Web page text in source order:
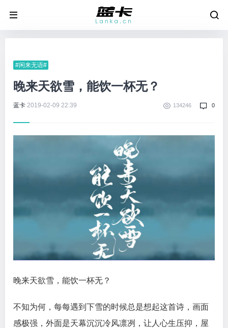
#闲来无语#
晚来天欲雪，能饮一杯无？
蓝卡 2019-02-09 22:39 134246 0
晚来天欲雪，能饮一杯无？
不知为何，每每遇到下雪的时候总是想起这首诗，画面
感极强，外面是天幕沉沉冷风凛冽，让人心生压抑，屋